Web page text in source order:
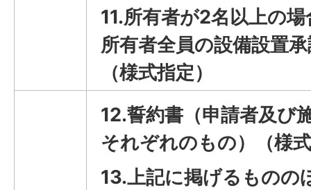
11.所有者が2名以上の
所有者全員の設備設置
（様式指定）
12.誓約書（申請者及び
それぞれのもの）（様
13.上記に掲げるものの